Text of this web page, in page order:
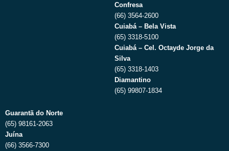
Confresa
(66) 3564-2600
Cuiabá – Bela Vista
(65) 3318-5100
Cuiabá – Cel. Octayde Jorge da
Silva
(65) 3318-1403
Diamantino
(65) 99807-1834
Guarantã do Norte
(65) 98161-2063
Juína
(66) 3566-7300